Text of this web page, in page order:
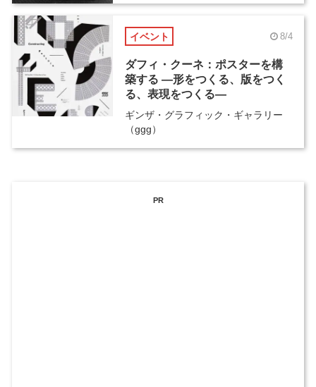
イベント 8/4
ダフィ・クーネ：ポスターを構
築する ―形をつくる、版をつく
る、表現をつくる―
ギンザ・グラフィック・ギャラリー
（ggg）
PR